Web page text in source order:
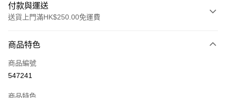
付款與運送
送貨上門滿HK$250.00免運費
信用卡
Apple Pay
商品特色
商品編號
547241
商品特色